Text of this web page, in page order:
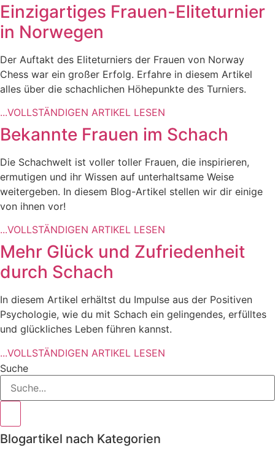
Einzigartiges Frauen-Eliteturnier
in Norwegen
Der Auftakt des Eliteturniers der Frauen von Norway
Chess war ein großer Erfolg. Erfahre in diesem Artikel
alles über die schachlichen Höhepunkte des Turniers.
...VOLLSTÄNDIGEN ARTIKEL LESEN
Bekannte Frauen im Schach
Die Schachwelt ist voller toller Frauen, die inspirieren,
ermutigen und ihr Wissen auf unterhaltsame Weise
weitergeben. In diesem Blog-Artikel stellen wir dir einige
von ihnen vor!
...VOLLSTÄNDIGEN ARTIKEL LESEN
Mehr Glück und Zufriedenheit
durch Schach
In diesem Artikel erhältst du Impulse aus der Positiven
Psychologie, wie du mit Schach ein gelingendes, erfülltes
und glückliches Leben führen kannst.
...VOLLSTÄNDIGEN ARTIKEL LESEN
Suche
Blogartikel nach Kategorien